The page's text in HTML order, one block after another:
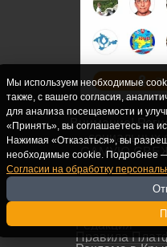
Внимание!
социальных
САМУЮ
РЕДАКЦИЯ
Редакция
Правила
Мы используем необходимые
также, с вашего согласия,
для анализа посещаемости и
«Принять», вы соглашаетесь на
Нажимая «Отказаться», вы
необходимые cookie. Подробнее
Согласии на обработку